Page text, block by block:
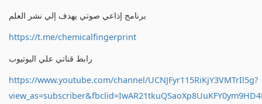
برنامج إذاعي صوتي يهدف إلي نشر العلم
https://t.me/chemicalfingerprint
رابط قناتي علي اليوتيوب
https://www.youtube.com/channel/UCNJFyr115RiKjY3VMTrIl5g?